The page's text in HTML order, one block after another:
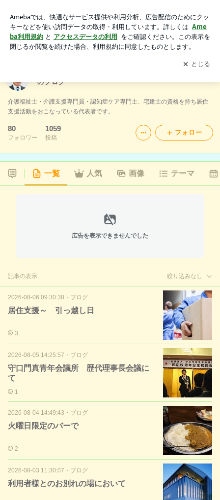
アプリをダウンロードして ブログの更新通知
を受け取りまし
ょう。
開く
のブログ
介護福祉士・介護支援専門員・認知症ケア専門士、宅建士の資格を持ち居住
支援活動をおこなっている代表者です。
80
フォロワー
1059
投稿
フォロー
一覧 人気 画像 テーマ
広告を表示できませんでした
記事の表示 絞り込みなし
2026-08-06 09:30:38 ・ ブログ
居住支援～ 引っ越し日
3
2026-08-05 14:25:57 ・ ブログ
守口門真青年会議所 歴代理事長会議に
て
1
2026-08-04 14:49:43 ・ ブログ
火曜日限定のバーで
2
2026-08-03 11:30:07 ・ ブログ
利用者様とのお別れの場において